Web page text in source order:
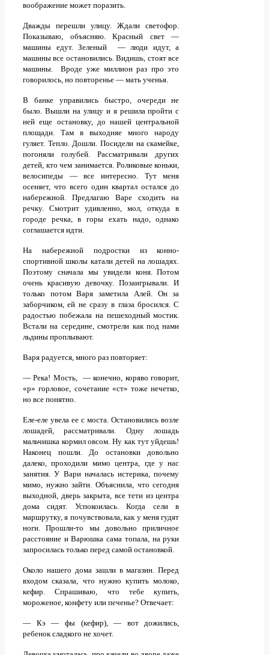
воображение может поразить.
Дважды перешли улицу. Ждали светофор.
Показываю, объясняю. Красный свет —
машины едут. Зеленый — люди идут, а
машины все остановились. Видишь, стоят все
машины. Вроде уже миллион раз про это
говорилось, но повторенье — мать ученья.
В банке управились быстро, очереди не
было. Вышли на улицу и я решила пройти с
ней еще остановку, до нашей центральной
площади. Там в выходняе много народу
гуляет. Тепло. Дошли. Посидели на скамейке,
погоняли голубей. Рассматривали других
детей, кто чем занимается. Роликовые коньки,
велосипеды — все интересно. Тут меня
осеняет, что всего один квартал остался до
набережной. Предлагаю Варе сходить на
речку. Смотрит удивленно, мол, откуда в
городе речка, в горы ехать надо, однако
соглашается идти.
На набережной подростки из конно-
спортивной школы катали детей на лошадях.
Поэтому сначала мы увидели коня. Потом
очень красивую девочку. Позаигрывали. И
только потом Варя заметила Алей. Он за
заборчиком, ей не сразу в глаза бросился. С
радостью побежала на пешеходный мостик.
Встали на середине, смотрели как под нами
льдины проплывают.
Варя радуется, много раз повторяет:
— Река! Мость, — конечно, коряво говорит,
«р» горловое, сочетание «ст» тоже нечетко,
но все понятно.
Еле-еле увела ее с моста. Остановились возле
лошадей, рассматривали. Одну лошадь
мальчишка кормил овсом. Ну как тут уйдешь!
Наконец пошли. До остановки довольно
далеко, проходили мимо центра, где у нас
занятия. У Вари началась истерика, почему
мимо, нужно зайти. Объяснила, что сегодня
выходной, дверь закрыта, все тети из центра
дома сидят. Успокоилась. Когда сели в
маршрутку, я почувствовала, как у меня гудят
ноги. Прошли-то мы довольно приличное
расстояние и Варюшка сама топала, на руки
запросилась только перед самой остановкой.
Около нашего дома зашли в магазин. Перед
входом сказала, что нужно купить молоко,
кефир. Спрашиваю, что тебе купить,
мороженое, конфету или печенье? Отвечает:
— Кэ — фы (кефир), — вот дожились,
ребенок сладкого не хочет.